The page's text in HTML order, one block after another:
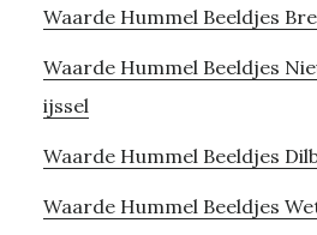
Waarde Hummel Beeldjes
Waarde Hummel Beeldjes
ijssel
Waarde Hummel Beeldjes
Waarde Hummel Beeldjes